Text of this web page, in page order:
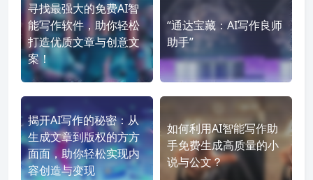
寻找最强大的免费AI智
能写作软件，助你轻松
打造优质文章与创意文
案！
“通达宝藏：AI写作良师
助手”
揭开AI写作的秘密：从
生成文章到版权的方方
面面，助你轻松实现内
容创造与变现
如何利用AI智能写作助
手免费生成高质量的小
说与公文？